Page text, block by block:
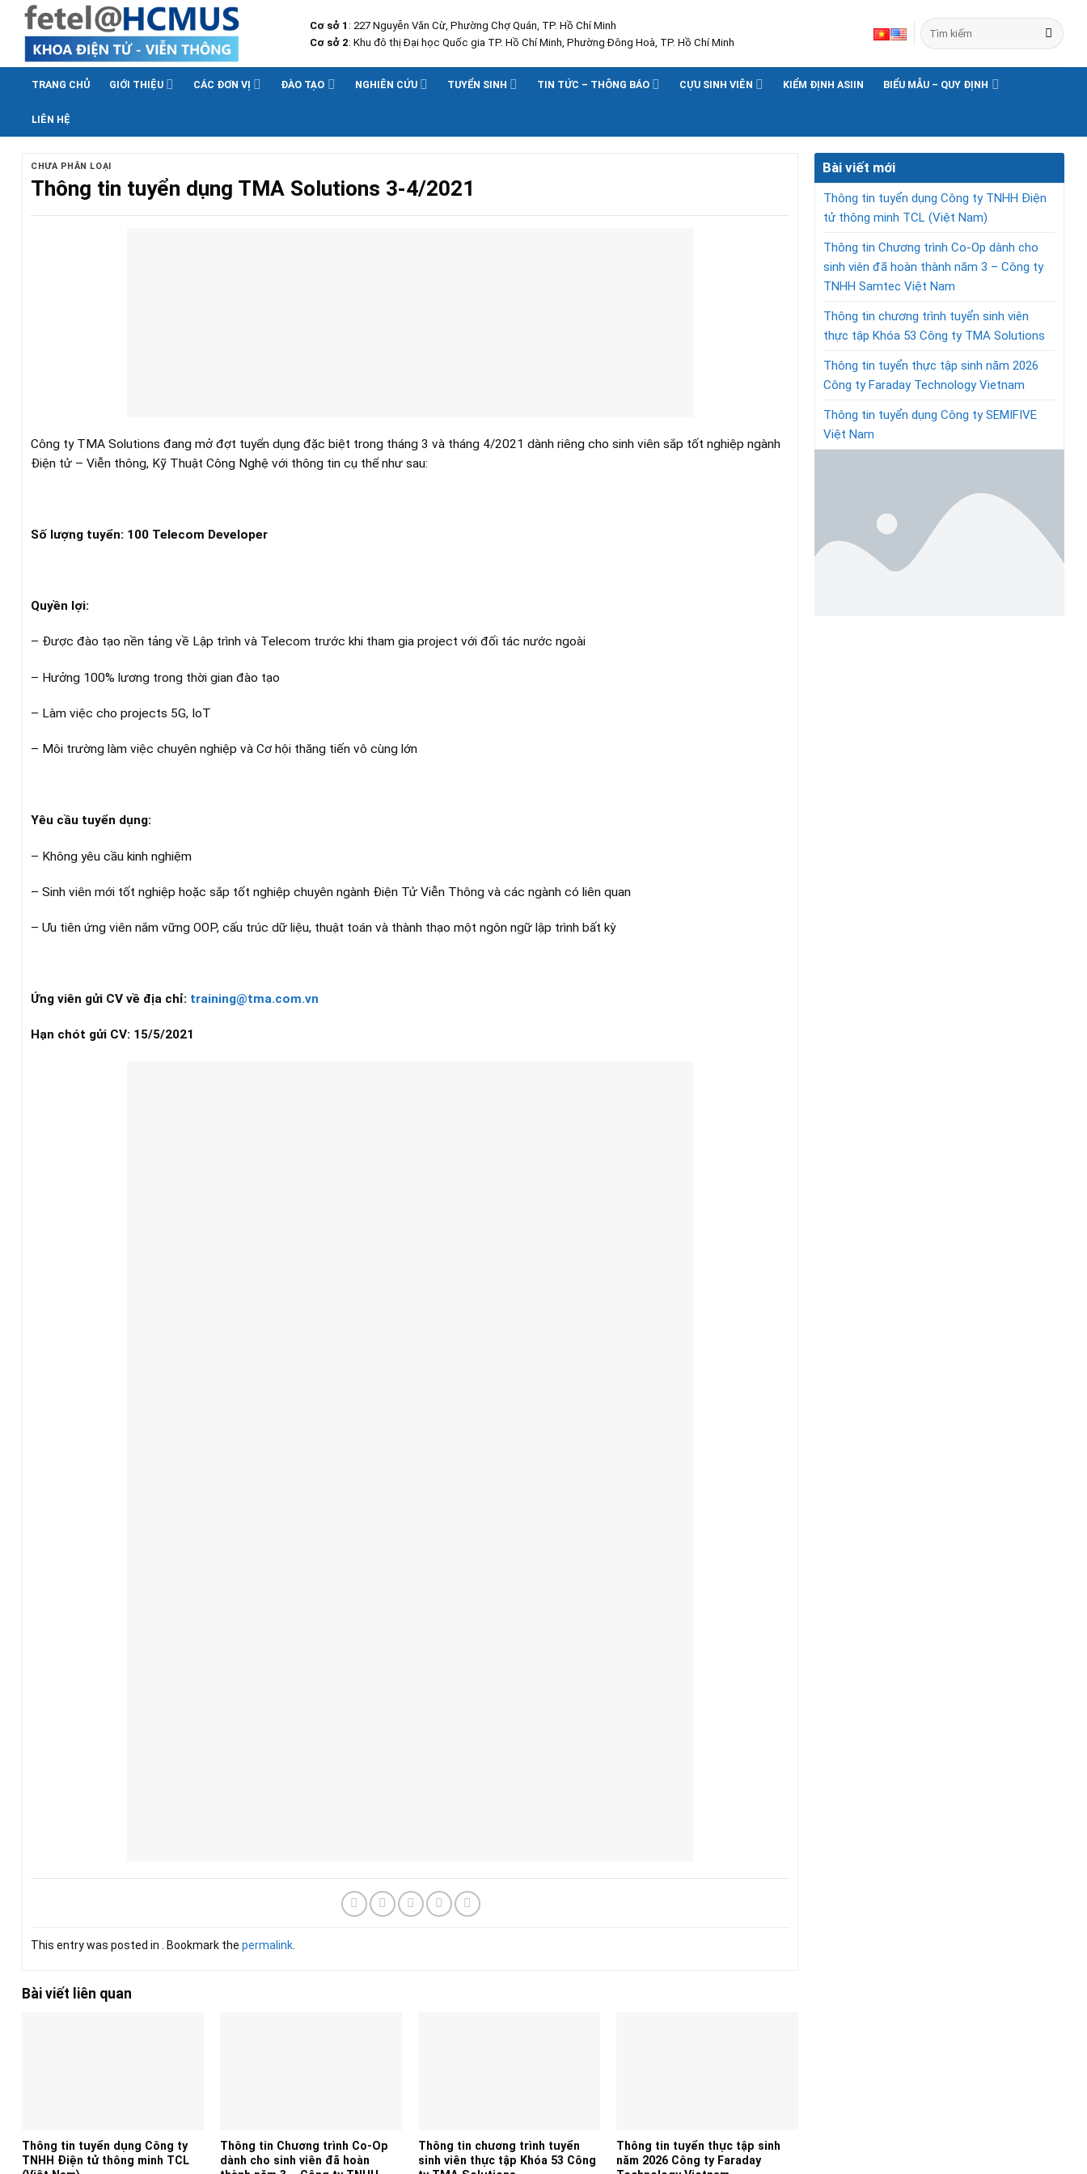
content
Cơ sở 1 : 227 Nguyễn Văn Cừ, Phường Chợ Quán, TP. Hồ Chí Minh
Cơ sở 2: Khu đô thị Đại học Quốc gia TP. Hồ Chí Minh, Phường Đông Hoà, TP. Hồ Chí Minh
TRANG CHỦ GIỚI THIỆU CÁC ĐƠN VỊ ĐÀO TẠO NGHIÊN CỨU TUYỂN SINH TIN TỨC – THÔNG BÁO CỰU SINH VIÊN KIỂM ĐỊNH ASIIN BIỂU MẪU – QUY ĐỊNH
LIÊN HỆ
CHƯA PHÂN LOẠI
Thông tin tuyển dụng TMA Solutions 3-4/2021
Công ty TMA Solutions đang mở đợt tuyển dụng đặc biệt trong tháng 3 và tháng 4/2021 dành riêng cho sinh viên sắp tốt nghiệp ngành
Điện tử – Viễn thông, Kỹ Thuật Công Nghệ với thông tin cụ thể như sau:
Số lượng tuyển: 100 Telecom Developer
Quyền lợi:
– Được đào tạo nền tảng về Lập trình và Telecom trước khi tham gia project với đối tác nước ngoài
– Hưởng 100% lương trong thời gian đào tạo
– Làm việc cho projects 5G, IoT
– Môi trường làm việc chuyên nghiệp và Cơ hội thăng tiến vô cùng lớn
Yêu cầu tuyển dụng:
– Không yêu cầu kinh nghiệm
– Sinh viên mới tốt nghiệp hoặc sắp tốt nghiệp chuyên ngành Điện Tử Viễn Thông và các ngành có liên quan
– Ưu tiên ứng viên nắm vững OOP, cấu trúc dữ liệu, thuật toán và thành thạo một ngôn ngữ lập trình bất kỳ
Ứng viên gửi CV về địa chỉ: training@tma.com.vn
Hạn chót gửi CV: 15/5/2021
This entry was posted in . Bookmark the permalink
Bài viết liên quan
Thông tin tuyển dụng Công ty
TNHH Điện tử thông minh TCL
Thông tin Chương trình Co-Op
dành cho sinh viên đã hoàn
Thông tin chương trình tuyển
sinh viên thực tập Khóa 53 Công
Thông tin tuyển thực tập sinh
năm 2026 Công ty Faraday
Bài viết mới
Thông tin tuyển dụng Công ty TNHH Điện
tử thông minh TCL (Việt Nam)
Thông tin Chương trình Co-Op dành cho
sinh viên đã hoàn thành năm 3 – Công ty
TNHH Samtec Việt Nam
Thông tin chương trình tuyển sinh viên
thực tập Khóa 53 Công ty TMA Solutions
Thông tin tuyển thực tập sinh năm 2026
Công ty Faraday Technology Vietnam
Thông tin tuyển dụng Công ty SEMIFIVE
Việt Nam